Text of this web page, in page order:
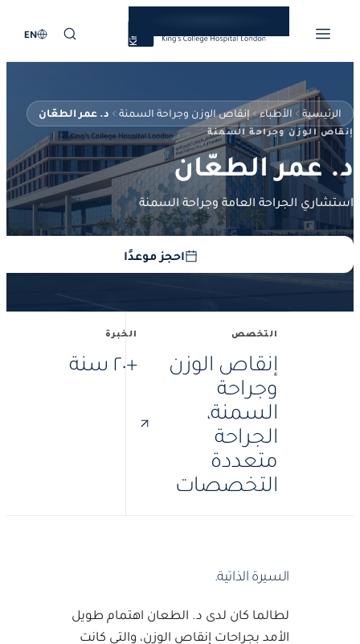
EN
الأطباء إنقاص الوزن وجراحة السمنة د. عمر الطعّان
الوزن وجراحة السمنة
الطعّان
الجراحة العامة وجراحة السمنة
احجز موعدًا
التخصص
إنقاص الوزن
وجراحة
السمنة،
الجراحة
متعددة
التخصصات
السيرة الذاتية.
لطالما كان لدى د. الطعان اهتمام طويل
الأمد بجراحات إنقاص الوزن، والتي كانت